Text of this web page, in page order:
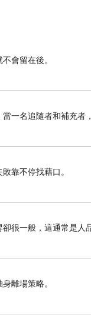
會留在後。
一名追隨者和補充者
靠不停找藉口。
很一般，這通常是人
離場策略。